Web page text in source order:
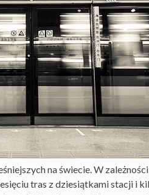
na świecie. W
tras z dziesiątkami stacji i